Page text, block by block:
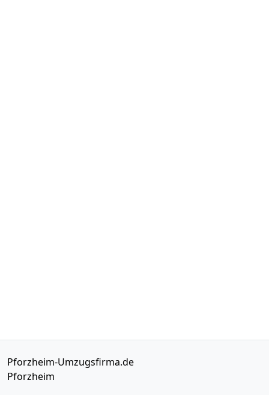
Pforzheim-Umzugsfirma.de
Pforzheim